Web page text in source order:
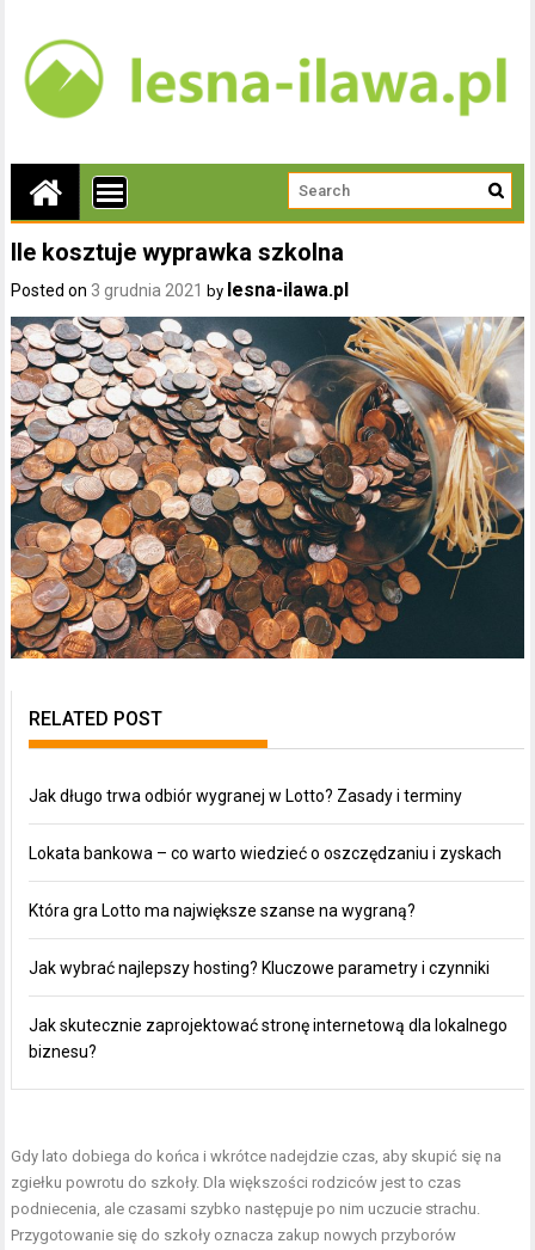
Ile kosztuje wyprawka szkolna
Posted on 3 grudnia 2021 by lesna-ilawa.pl
RELATED POST
Jak długo trwa odbiór wygranej w Lotto? Zasady i terminy
Lokata bankowa – co warto wiedzieć o oszczędzaniu i zyskach
Która gra Lotto ma największe szanse na wygraną?
Jak wybrać najlepszy hosting? Kluczowe parametry i czynniki
Jak skutecznie zaprojektować stronę internetową dla lokalnego
biznesu?
Gdy lato dobiega do końca i wkrótce nadejdzie czas, aby skupić się na
zgiełku powrotu do szkoły. Dla większości rodziców jest to czas
podniecenia, ale czasami szybko następuje po nim uczucie strachu.
Przygotowanie się do szkoły oznacza zakup nowych przyborów